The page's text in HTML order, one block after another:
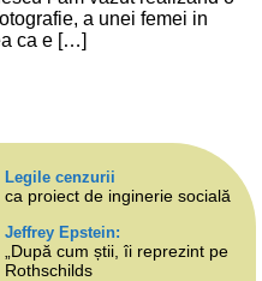
a unei femei in
ca e […]
Legile cenzurii
ca proiect de inginerie socială
Jeffrey Epstein:
„După cum știi, îi reprezint pe
Rothschilds